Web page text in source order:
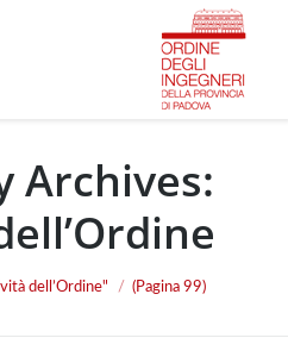
Archives:
dell’Ordine" (Pagina 99)